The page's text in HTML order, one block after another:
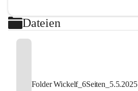
Dateien
Folder Wickelf_6Seiten_5.5.2025